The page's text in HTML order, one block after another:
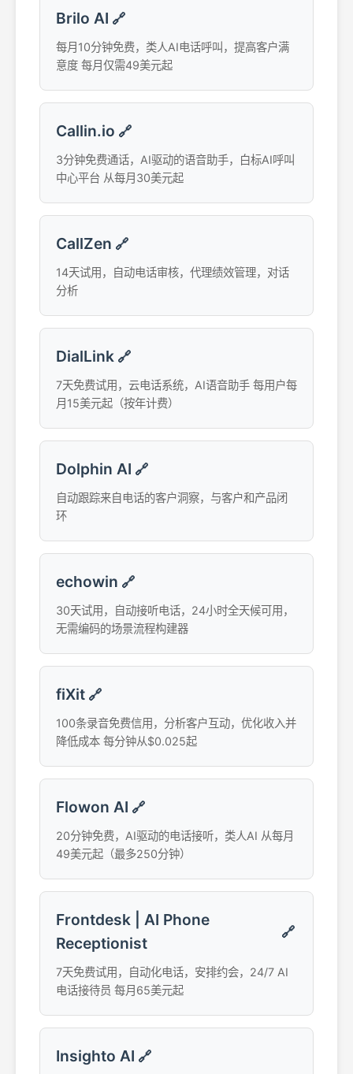
Brilo AI 🔗
每月10分钟免费，类人AI电话呼叫，提高客户满
意度 每月仅需49美元起
Callin.io 🔗
3分钟免费通话，AI驱动的语音助手，白标AI呼叫
中心平台 从每月30美元起
CallZen 🔗
14天试用，自动电话审核，代理绩效管理，对话
分析
DialLink 🔗
7天免费试用，云电话系统，AI语音助手 每用户每
月15美元起（按年计费）
Dolphin AI 🔗
自动跟踪来自电话的客户洞察，与客户和产品闭
环
echowin 🔗
30天试用，自动接听电话，24小时全天候可用，
无需编码的场景流程构建器
fiXit 🔗
100条录音免费信用，分析客户互动，优化收入并
降低成本 每分钟从$0.025起
Flowon AI 🔗
20分钟免费，AI驱动的电话接听，类人AI 从每月
49美元起（最多250分钟）
Frontdesk | AI Phone
Receptionist
🔗
7天免费试用，自动化电话，安排约会，24/7 AI
电话接待员 每月65美元起
Insighto AI 🔗